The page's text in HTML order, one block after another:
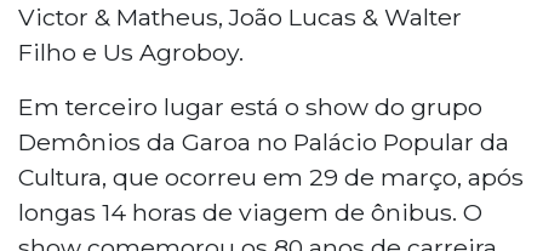
Victor & Matheus, João Lucas & Walter
Filho e Us Agroboy.
Em terceiro lugar está o show do grupo
Demônios da Garoa no Palácio Popular da
Cultura, que ocorreu em 29 de março, após
longas 14 horas de viagem de ônibus. O